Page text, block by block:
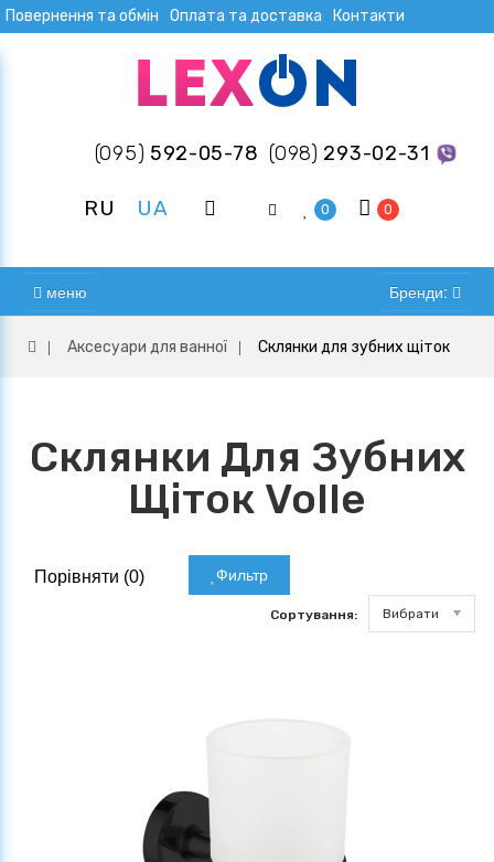
Повернення та обмін Оплата та доставка Контакти
(095) 592-05-78 (098) 293-02-31
RU UA 0 0
меню Бренди:
Аксесуари для ванної Склянки для зубних щіток
Склянки Для Зубних
Щіток Volle
Порівняти (0) Фильтр
Сортування: Вибрати